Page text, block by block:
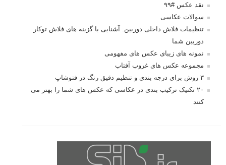
نقد عکس #۹۹
سوالات عکاسی
تنظیمات فلاش داخلی دوربین: آشنایی با گزینه های فلاش توکار
دوربین شما
نمونه های زیبای عکس های مفهومی
مجموعه عکس های غروب آفتاب
۳ روش برای درجه بندی و تنظیم دقیق رنگ در فتوشاپ
۲۰ تکنیک ترکیب بندی در عکاسی که عکس های شما را بهتر می
کنند